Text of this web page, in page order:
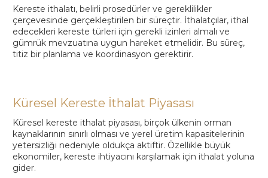
Kereste ithalatı, belirli prosedürler ve gereklilikler
çerçevesinde gerçekleştirilen bir süreçtir. İthalatçılar, ithal
edecekleri kereste türleri için gerekli izinleri almalı ve
gümrük mevzuatına uygun hareket etmelidir. Bu süreç,
titiz bir planlama ve koordinasyon gerektirir.
Küresel Kereste İthalat Piyasası
Küresel kereste ithalat piyasası, birçok ülkenin orman
kaynaklarının sınırlı olması ve yerel üretim kapasitelerinin
yetersizliği nedeniyle oldukça aktiftir. Özellikle büyük
ekonomiler, kereste ihtiyacını karşılamak için ithalat yoluna
gider.